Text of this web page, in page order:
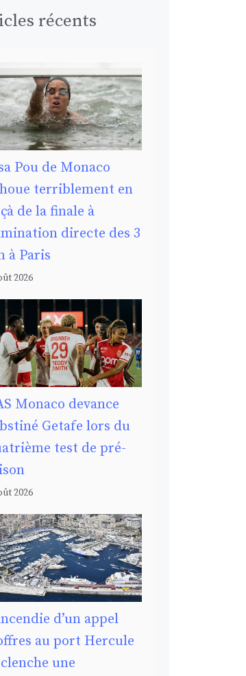
récents
Pou de Monaco
terriblement en
de la finale à
directe des 3
à Paris
2026
Monaco devance
Getafe lors du
test de pré-
2026
d’un appel
au port Hercule
une